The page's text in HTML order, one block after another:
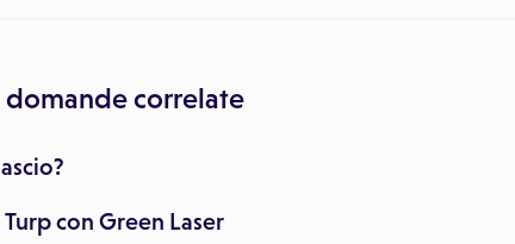
domande correlate
con Green Laser